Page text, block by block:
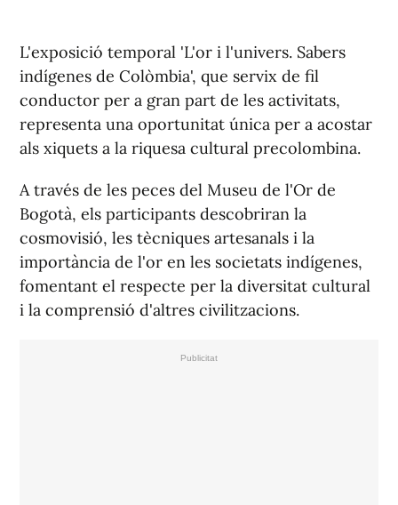
L'exposició temporal 'L'or i l'univers. Sabers
indígenes de Colòmbia', que servix de fil
conductor per a gran part de les activitats,
representa una oportunitat única per a acostar
als xiquets a la riquesa cultural precolombina.
A través de les peces del Museu de l'Or de
Bogotà, els participants descobriran la
cosmovisió, les tècniques artesanals i la
importància de l'or en les societats indígenes,
fomentant el respecte per la diversitat cultural
i la comprensió d'altres civilitzacions.